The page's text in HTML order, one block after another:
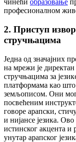
чинећи образовање
професионалном
2. Приступ
стручњацима
Једна од значајних
на мрежи је
стручњацима за
платформама као
земљописом. Они
посвећеним
говоре арапски,
и нијансе језика.
истинског акцента и
унутар арапског